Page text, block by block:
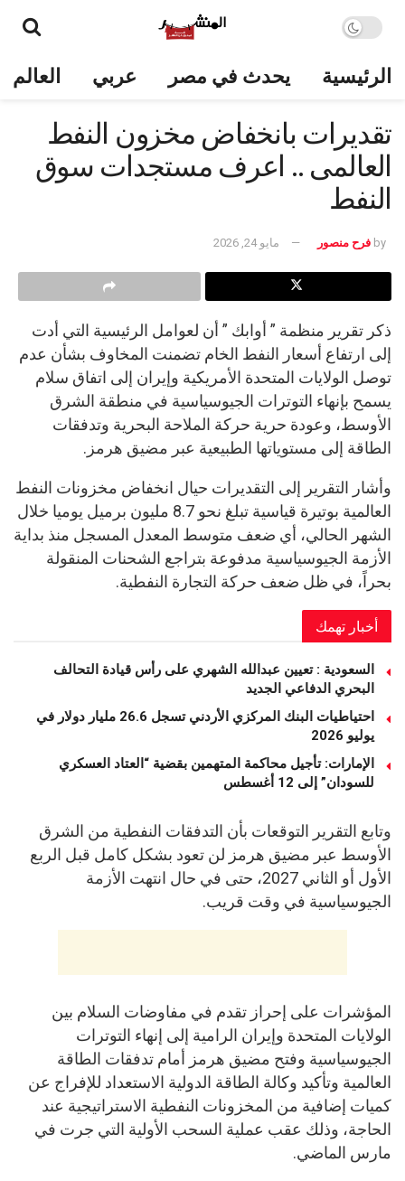
الرئيسية يحدث في مصر عربي العالم
تقديرات بانخفاض مخزون النفط
العالمى .. اعرف مستجدات سوق
النفط
by فرح منصور مايو 24, 2026
ذكر تقرير منظمة ” أوابك ” أن لعوامل الرئيسية التي أدت
إلى ارتفاع أسعار النفط الخام تضمنت المخاوف بشأن عدم
توصل الولايات المتحدة الأمريكية وإيران إلى اتفاق سلام
يسمح بإنهاء التوترات الجيوسياسية في منطقة الشرق
الأوسط، وعودة حرية حركة الملاحة البحرية وتدفقات
الطاقة إلى مستوياتها الطبيعية عبر مضيق هرمز.
وأشار التقرير إلى التقديرات حيال انخفاض مخزونات النفط
العالمية بوتيرة قياسية تبلغ نحو 8.7 مليون برميل يوميا خلال
الشهر الحالي، أي ضعف متوسط المعدل المسجل منذ بداية
الأزمة الجيوسياسية مدفوعة بتراجع الشحنات المنقولة
بحراً، في ظل ضعف حركة التجارة النفطية.
أخبار تهمك
السعودية : تعيين عبدالله الشهري على رأس قيادة التحالف
البحري الدفاعي الجديد
احتياطيات البنك المركزي الأردني تسجل 26.6 مليار دولار في
يوليو 2026
الإمارات: تأجيل محاكمة المتهمين بقضية “العتاد العسكري
للسودان” إلى 12 أغسطس
وتابع التقرير التوقعات بأن التدفقات النفطية من الشرق
الأوسط عبر مضيق هرمز لن تعود بشكل كامل قبل الربع
الأول أو الثاني 2027، حتى في حال انتهت الأزمة
الجيوسياسية في وقت قريب.
المؤشرات على إحراز تقدم في مفاوضات السلام بين
الولايات المتحدة وإيران الرامية إلى إنهاء التوترات
الجيوسياسية وفتح مضيق هرمز أمام تدفقات الطاقة
العالمية وتأكيد وكالة الطاقة الدولية الاستعداد للإفراج عن
كميات إضافية من المخزونات النفطية الاستراتيجية عند
الحاجة، وذلك عقب عملية السحب الأولية التي جرت في
مارس الماضي.